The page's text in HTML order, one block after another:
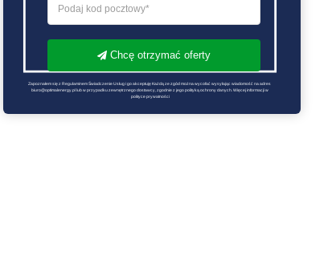
Chcę otrzymać oferty
Zapoznałem się z Regulaminem Świadczenie Usług i go akceptuję Każdą ze zgód można wycofać wysyłając wiadomość na adres
biuro@optimalenergy.pl lub w przypadku zewnętrznego dostawcy, zgodnie z jego polityką ochrony danych. Więcej informacji w
polityce prywatności